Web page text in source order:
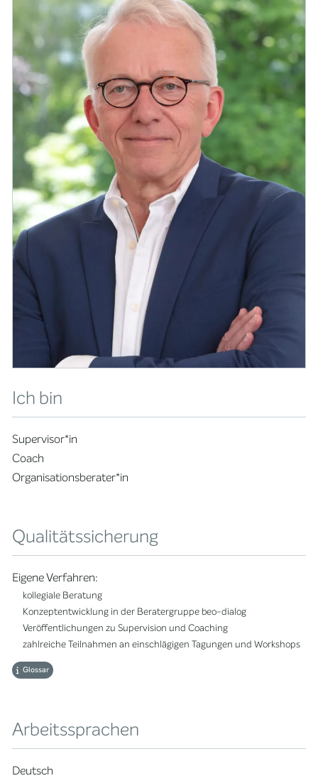
Ich bin
Supervisor*in
Coach
Organisationsberater*in
Qualitätssicherung
Eigene Verfahren:
kollegiale Beratung
Konzeptentwicklung in der Beratergruppe beo-dialog
Veröffentlichungen zu Supervision und Coaching
zahlreiche Teilnahmen an einschlägigen Tagungen und Workshops
Glossar
Arbeitssprachen
Deutsch